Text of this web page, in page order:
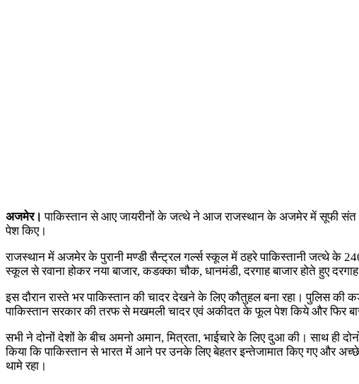
अजमेर। पाकिस्तान से आए जायरीनों के जत्थे ने आज राजस्थान के अजमेर में सूफी संत
पेश किए।
राजस्थान में अजमेर के पुरानी मण्डी सैन्ट्रल गर्ल्स स्कूल में ठहरे पाकिस्तानी जत्थे के
स्कूल से रवाना होकर नया बाजार, कडक्का चौक, धानमंडी, दरगाह बाजार होते हुए
इस दौरान रास्ते भर पाकिस्तान की चादर देखने के लिए कौतुहल बना रहा। पुलिस
पाकिस्तान सरकार की तरफ से मखमली चादर एवं अकीदत के फूल पेश किये और फिर
सभी ने दोनों देशों के बीच अमनो अमान, मित्रता, भाईचारे के लिए दुआ की। साथ ही
किया कि पाकिस्तान से भारत में आने पर उनके लिए बेहतर इन्तेजामात किए गए और अच्छे
थामे रहा।